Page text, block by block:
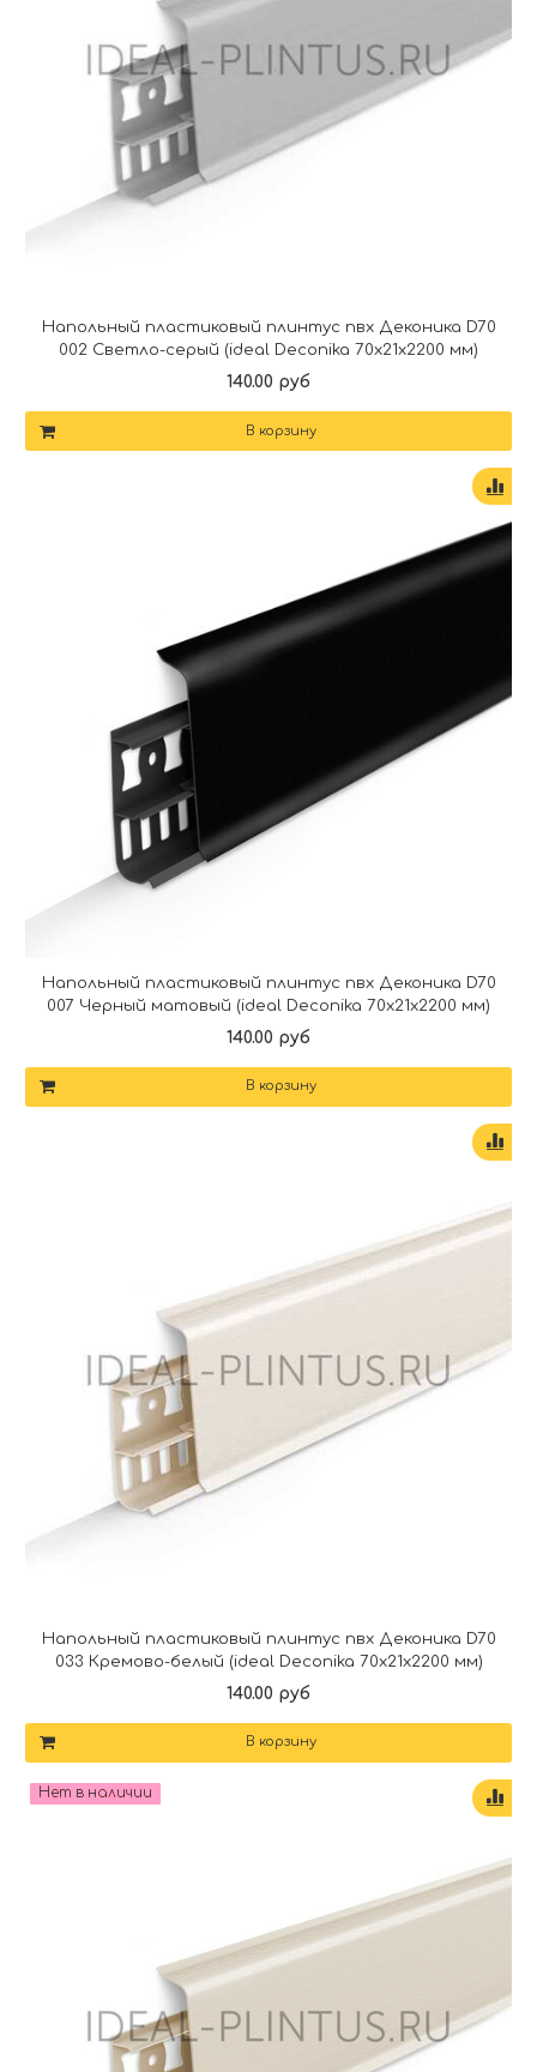
Напольный пластиковый плинтус пвх Деконика D70
002 Светло-серый (ideal Deconika 70х21х2200 мм)
140.00 руб
В корзину
Напольный пластиковый плинтус пвх Деконика D70
007 Черный матовый (ideal Deconika 70х21х2200 мм)
140.00 руб
В корзину
Напольный пластиковый плинтус пвх Деконика D70
033 Кремово-белый (ideal Deconika 70х21х2200 мм)
140.00 руб
В корзину
Нет в наличии